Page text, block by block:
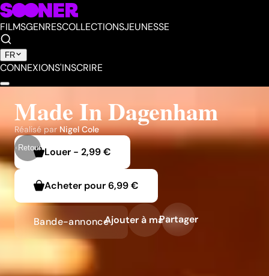
FILMSGENRESCOLLECTIONSJEUNESSE
FR
CONNEXIONS'INSCRIRE
Retour
Made In Dagenham
Réalisé par Nigel Cole
Louer - 2,99 €
Acheter pour6,99 €
Bande-annonceAjouter à ma liste
Partager